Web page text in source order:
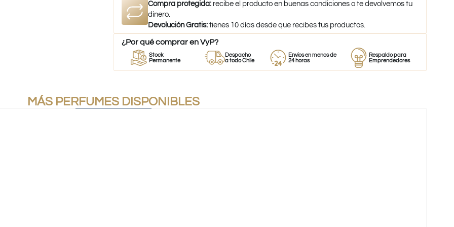
Compra protegida: recibe el producto en buenas condiciones o te devolvemos tu
dinero.
Devolución Gratis: tienes 10 días desde que recibes tus productos.
¿Por qué comprar en VyP?
Stock
Permanente
Despacho
a todo Chile
Envíos en menos de
24 horas
Respaldo para
Emprendedores
MÁS PERFUMES DISPONIBLES